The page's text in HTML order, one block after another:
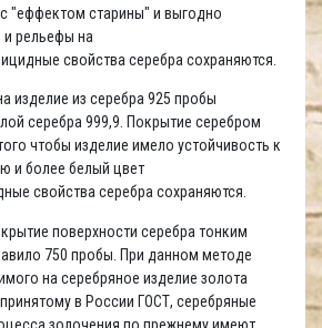
"еффектом старины" и выгодно
и рельефы на
свойства серебра сохраняются.
изделие из серебра 925 пробы
серебра 999,9. Покрытие серебром
чтобы изделие имело устойчивость к
и более белый цвет
свойства серебра сохраняются.
поверхности серебра тонким
750 пробы. При данном методе
на серебряное изделие золота
в России ГОСТ, серебряные